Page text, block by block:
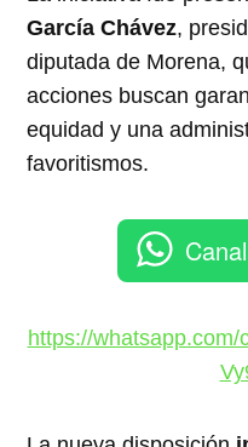
García Chávez,
diputada de Morena,
acciones buscan
equidad y una
favoritismos.
https://